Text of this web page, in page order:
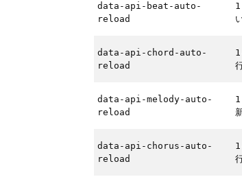
data-api-beat-auto-
reload
1
data-api-chord-auto-
reload
1
data-api-melody-auto-
reload
1
data-api-chorus-auto-
reload
1